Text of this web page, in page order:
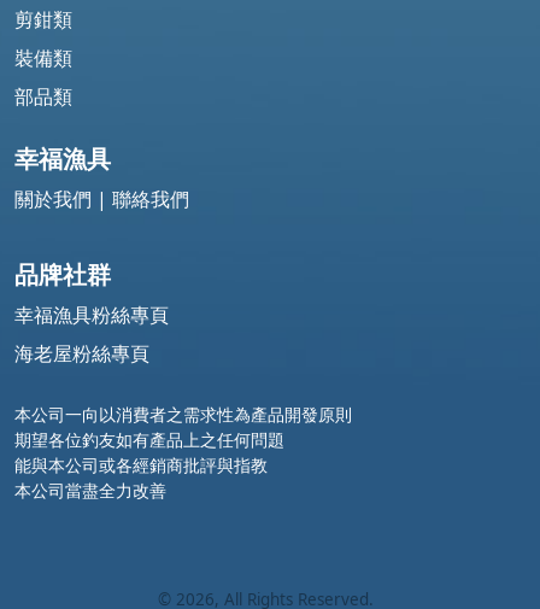
剪鉗類
裝備類
部品類
幸福漁具
關於我們 | 聯絡我們
品牌社群
幸福漁具粉絲專頁
海老屋粉絲專頁
本公司一向以消費者之需求性為產品開發原則
期望各位釣友如有產品上之任何問題
能與本公司或各經銷商批評與指教
本公司當盡全力改善
© 2026, All Rights Reserved.